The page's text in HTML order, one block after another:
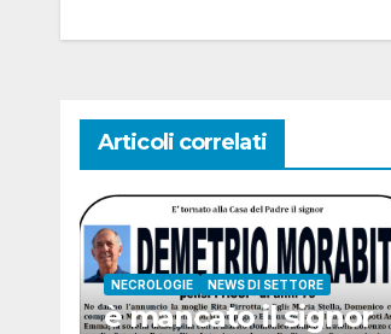
Articoli correlati
NECROLOGIE NEWS DI SETTORE
è mancato il signor